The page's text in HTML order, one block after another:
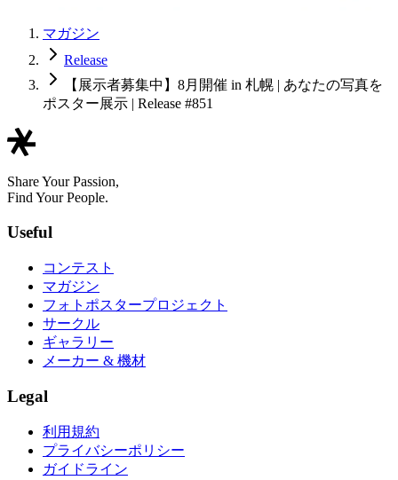
マガジン
Release
【展示者募集中】8月開催 in 札幌 | あなたの写真を
ポスター展示 | Release #851
Share Your Passion,
Find Your People.
Useful
コンテスト
マガジン
フォトポスタープロジェクト
サークル
ギャラリー
メーカー & 機材
Legal
利用規約
プライバシーポリシー
ガイドライン